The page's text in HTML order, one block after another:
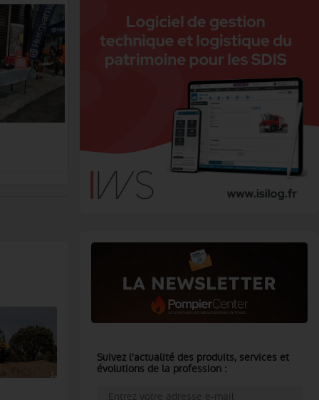
Suivez l'actualité des produits, services et
évolutions de la profession :